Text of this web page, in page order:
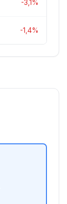
-3,1%
-1,4%